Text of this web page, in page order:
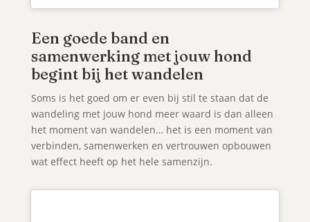
Een goede band en
samenwerking met jouw hond
begint bij het wandelen
Soms is het goed om er even bij stil te staan dat de
wandeling met jouw hond meer waard is dan alleen
het moment van wandelen… het is een moment van
verbinden, samenwerken en vertrouwen opbouwen
wat effect heeft op het hele samenzijn.